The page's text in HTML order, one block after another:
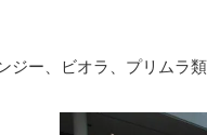
ジー、ビオラ、プリムラ